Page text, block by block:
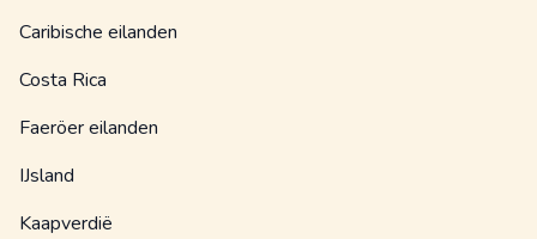
Caribische eilanden
Costa Rica
Faeröer eilanden
IJsland
Kaapverdië